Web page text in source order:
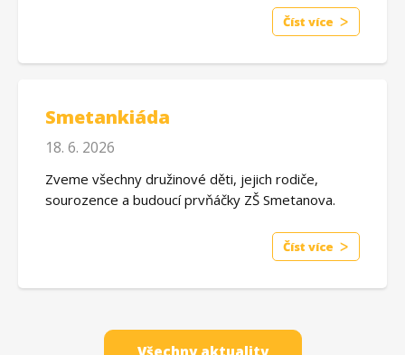
Číst více
Smetankiáda
18. 6. 2026
Zveme všechny družinové děti, jejich rodiče,
sourozence a budoucí prvňáčky ZŠ Smetanova.
Číst více
Všechny aktuality